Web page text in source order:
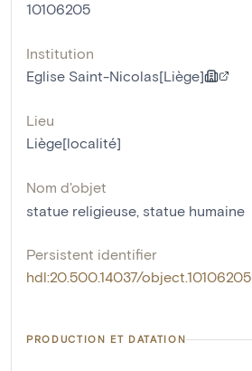
10106205
Institution
Eglise Saint-Nicolas[Liège]
Lieu
Liège[localité]
Nom d'objet
statue religieuse, statue humaine
Persistent identifier
hdl:20.500.14037/object.10106205
PRODUCTION ET DATATION